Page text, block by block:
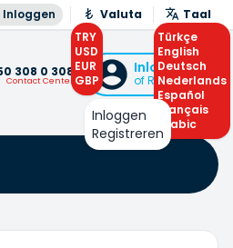
Inloggen
Valuta
TRY
USD
EUR
GBP
Taal
Türkçe
English
Deutsch
Nederlands
Español
Français
Arabic
308 0 308
Contact Center
Inloggen
of Registreren
Inloggen
Registreren